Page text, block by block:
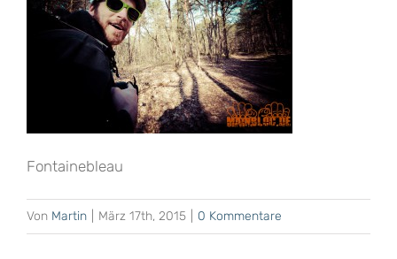
Fontainebleau
Von Martin März 17th, 2015 0 Kommentare